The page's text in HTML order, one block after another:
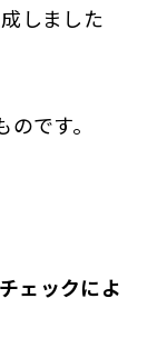
しました
です。
ェックによ